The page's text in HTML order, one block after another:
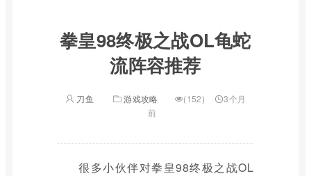
拳皇98终极之战OL龟蛇
流阵容推荐
刀鱼 游戏攻略 (152)
3个月
前
很多小伙伴对拳皇98终极之战OL